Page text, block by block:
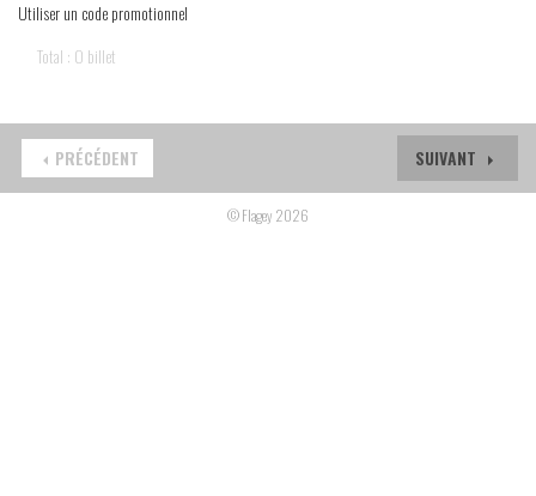
Utiliser un code promotionnel
Total : 0 billet
SUIVANT
PRÉCÉDENT
© Flagey 2026